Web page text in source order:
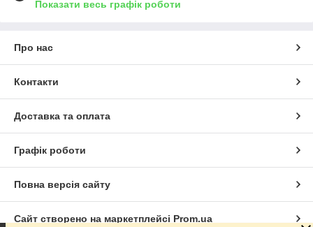
Показати весь графік роботи
Про нас
Контакти
Доставка та оплата
Графік роботи
Повна версія сайту
Сайт створено на маркетплейсі Prom.ua